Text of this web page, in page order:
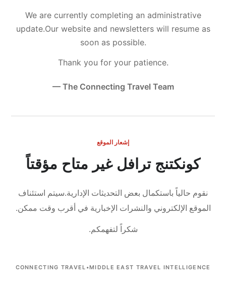
We are currently completing an administrative
update.Our website and newsletters will resume as
soon as possible.
Thank you for your patience.
— The Connecting Travel Team
إشعار الموقع
كونكتنج ترافل غير متاح مؤقتاً
نقوم حالياً باستكمال بعض التحديثات الإدارية.سيتم استئناف
الموقع الإلكتروني والنشرات الإخبارية في أقرب وقت ممكن.
شكراً لتفهمكم.
CONNECTING TRAVEL •MIDDLE EAST TRAVEL INTELLIGENCE